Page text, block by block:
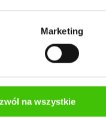
Marketing
na wszystkie